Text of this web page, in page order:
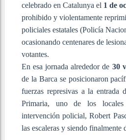
celebrado en Catalunya el 1 de
prohibido y violentamente
policiales estatales (Policía
ocasionando centenares de
votantes.
En esa jornada alrededor de 30
de la Barca se posicionaron
fuerzas represivas a la entrada
Primaria, uno de los
intervención policial, Robert
las escaleras y siendo finalmente